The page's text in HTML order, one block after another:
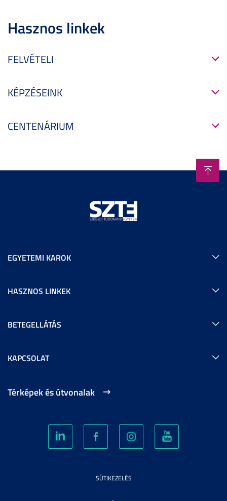
Hasznos linkek
FELVÉTELI
KÉPZÉSEINK
CENTENÁRIUM
EGYETEMI KAROK
HASZNOS LINKEK
BETEGELLÁTÁS
KAPCSOLAT
Térképek és útvonalak
SÜTIKEZELÉS